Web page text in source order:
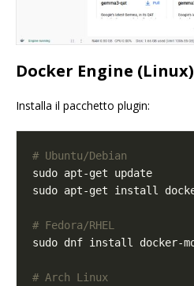
Docker Engine (Linux)
Installa il pacchetto plugin:
# Ubuntu/Debian
# Fedora/RHEL
# Arch Linux